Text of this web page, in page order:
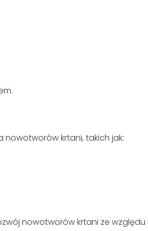
nowotworów krtani, takich jak:
nowotworów krtani ze względu